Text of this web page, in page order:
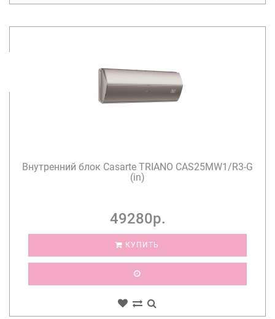
Внутренний блок Casarte TRIANO CAS25MW1/R3-G
(in)
49280р.
КУПИТЬ